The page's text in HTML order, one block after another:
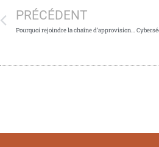
PRÉCÉDENT
Pourquoi rejoindre la chaîne d’approvisionnement sécurisée ?